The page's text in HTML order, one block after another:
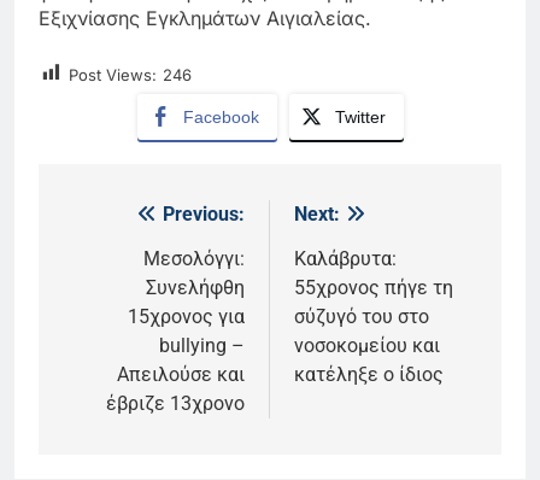
Εξιχνίασης Εγκλημάτων Αιγιαλείας.
Post Views: 246
Facebook Twitter
Πλοήγηση
άρθρων
Previous:
Μεσολόγγι:
Συνελήφθη
15χρονος για
bullying –
Απειλούσε και
έβριζε 13χρονο
Next:
Καλάβρυτα:
55χρονος πήγε τη
σύζυγό του στο
νοσοκομείου και
κατέληξε ο ίδιος